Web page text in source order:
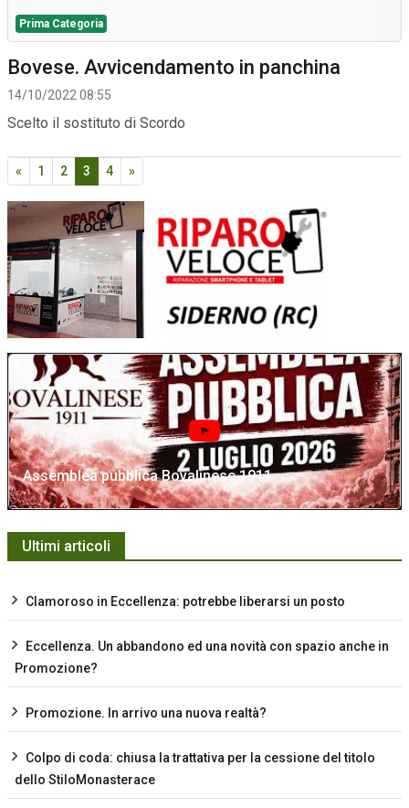
Prima Categoria
Bovese. Avvicendamento in panchina
14/10/2022 08:55
Scelto il sostituto di Scordo
« 1 2 3 4 »
Assemblea pubblica Bovalinese 1911
Ultimi articoli
Clamoroso in Eccellenza: potrebbe liberarsi un posto
Eccellenza. Un abbandono ed una novità con spazio anche in
Promozione?
Promozione. In arrivo una nuova realtà?
Colpo di coda: chiusa la trattativa per la cessione del titolo
dello StiloMonasterace